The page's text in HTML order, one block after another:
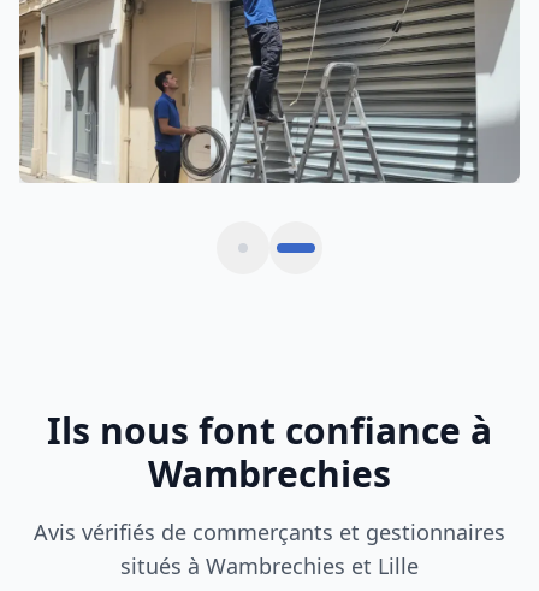
Rideau métallique bloqué un dimanche matin.
tentative d'effraction à Wambrechies.
Remplacement des lames et remise en service